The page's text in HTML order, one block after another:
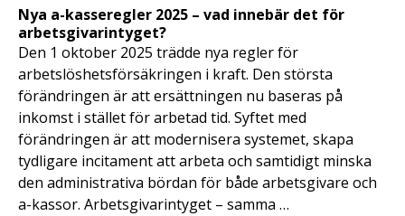
Nya a-kasseregler 2025 – vad innebär det för
arbetsgivarintyget?
Den 1 oktober 2025 trädde nya regler för
arbetslöshetsförsäkringen i kraft. Den största
förändringen är att ersättningen nu baseras på
inkomst i stället för arbetad tid. Syftet med
förändringen är att modernisera systemet, skapa
tydligare incitament att arbeta och samtidigt minska
den administrativa bördan för både arbetsgivare och
a-kassor. Arbetsgivarintyget – samma …